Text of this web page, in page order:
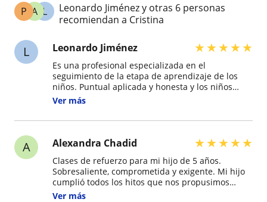
L
A
P
Leonardo Jiménez y otras 6 personas
recomiendan a Cristina
L Leonardo Jiménez ★★★★★
Es una profesional especializada en el
seguimiento de la etapa de aprendizaje de los
niños. Puntual aplicada y honesta y los niños
quedan felices porque superaron el reto
contento y agradecido con ella.
Ver más
A Alexandra Chadid ★★★★★
Clases de refuerzo para mi hijo de 5 años.
Sobresaliente, comprometida y exigente. Mi hijo
cumplió todos los hitos que nos propusimos
antes de empezar (mi hijo no leía ni escribía
Ver más